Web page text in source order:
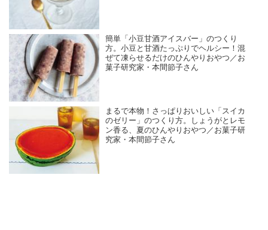
簡単「小豆甘酒アイスバー」のつくり
方。小豆と甘酒たっぷりでヘルシー！混
ぜて凍らせるだけのひんやりおやつ／お
菓子研究家・本間節子さん
まるで本物！さっぱりおいしい「スイカ
のゼリー」のつくり方。しょうがとレモ
ン香る、夏のひんやりおやつ／お菓子研
究家・本間節子さん